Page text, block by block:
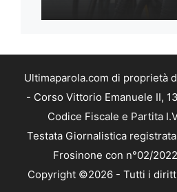
Ultimaparola.com di proprietà
- Corso Vittorio Emanuele II,
Codice Fiscale e Partita
Testata Giornalistica
Frosinone con n°02/
Copyright ©2026 - Tutti i